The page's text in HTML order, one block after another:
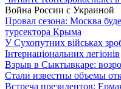
Война России с Украиной
Провал сезона: Москва
турсектора Крыма
У Сухопутних військах
Інтернаціональних легіонів
Взрыв в Сыктывкаре:
Стали известны объемы
Встреча президентов: